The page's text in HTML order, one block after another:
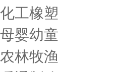
化工橡塑
母婴幼童
农林牧渔